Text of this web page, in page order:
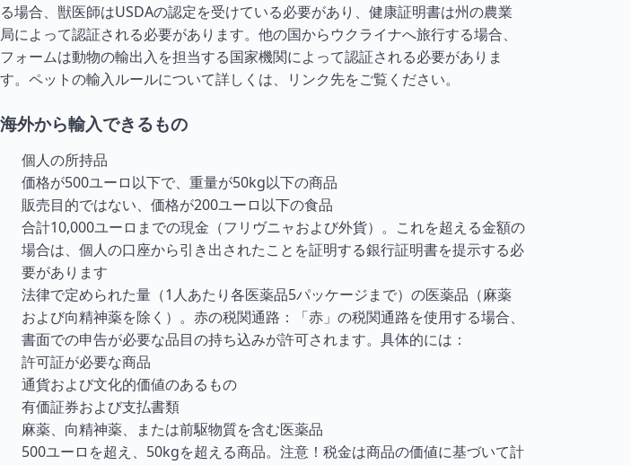
る場合、獣医師はUSDAの認定を受けている必要があり、健康証明書は州の農業
局によって認証される必要があります。他の国からウクライナへ旅行する場合、
フォームは動物の輸出入を担当する国家機関によって認証される必要がありま
す。ペットの輸入ルールについて詳しくは、リンク先をご覧ください。
海外から輸入できるもの
個人の所持品
価格が500ユーロ以下で、重量が50kg以下の商品
販売目的ではない、価格が200ユーロ以下の食品
合計10,000ユーロまでの現金（フリヴニャおよび外貨）。これを超える金額の
場合は、個人の口座から引き出されたことを証明する銀行証明書を提示する必
要があります
法律で定められた量（1人あたり各医薬品5パッケージまで）の医薬品（麻薬
および向精神薬を除く）。赤の税関通路：「赤」の税関通路を使用する場合、
書面での申告が必要な品目の持ち込みが許可されます。具体的には：
許可証が必要な商品
通貨および文化的価値のあるもの
有価証券および支払書類
麻薬、向精神薬、または前駆物質を含む医薬品
500ユーロを超え、50kgを超える商品。注意！税金は商品の価値に基づいて計